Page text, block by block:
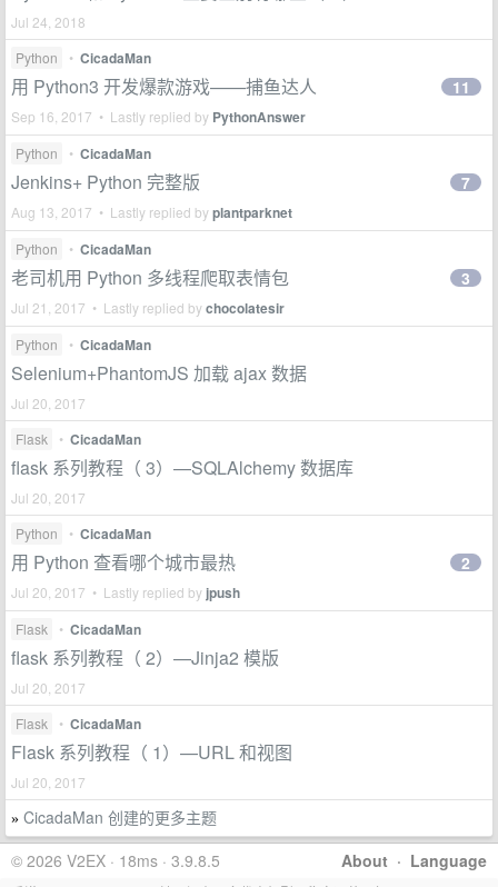
Jul 24, 2018
Python
• CicadaMan
用 Python3 开发爆款游戏——捕鱼达人
Sep 16, 2017 • Lastly replied by PythonAnswer
11
Python • CicadaMan
Jenkins+ Python 完整版
Aug 13, 2017 • Lastly replied byplantparknet
7
Python • CicadaMan
老司机用 Python 多线程爬取表情包
Jul 21, 2017 • Lastly replied bychocolatesir
3
Python • CicadaMan
Selenium+PhantomJS 加载 ajax 数据
Jul 20, 2017
Flask
• CicadaMan
flask 系列教程（ 3）—SQLAlchemy 数据库
Jul 20, 2017
Python
• CicadaMan
用 Python 查看哪个城市最热
Jul 20, 2017 • Lastly replied by jpush
2
Flask • CicadaMan
flask 系列教程（ 2）—Jinja2 模版
Jul 20, 2017
Flask
• CicadaMan
Flask 系列教程（ 1）—URL 和视图
Jul 20, 2017
» CicadaMan 创建的更多主题
About · Language
© 2026 V2EX · 18ms · 3.9.8.5